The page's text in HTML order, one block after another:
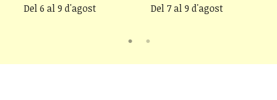
Del 6 al 9 d'agost Del 7 al 9 d'agost